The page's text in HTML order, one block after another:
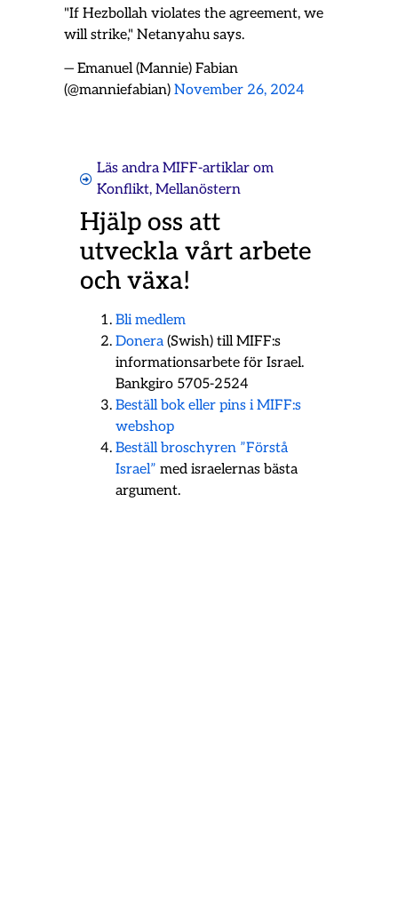
"If Hezbollah violates the agreement, we
will strike," Netanyahu says.
— Emanuel (Mannie) Fabian
(@manniefabian)November 26, 2024
Läs andra MIFF-artiklar om
Konflikt, Mellanöstern
Hjälp oss att
utveckla vårt arbete
och växa!
Bli medlem
Donera(Swish) till MIFF:s
informationsarbete för Israel.
Bankgiro 5705-2524
Beställ bok eller pins i MIFF:s
webshop
Beställ broschyren ”Förstå
Israel” med israelernas bästa
argument.